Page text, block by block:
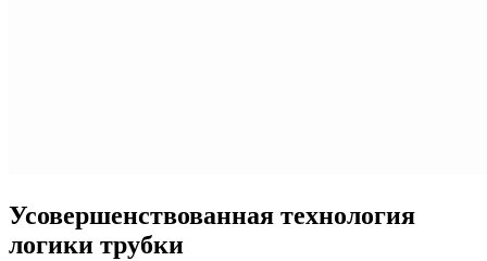
Усовершенствованная технология
логики трубки